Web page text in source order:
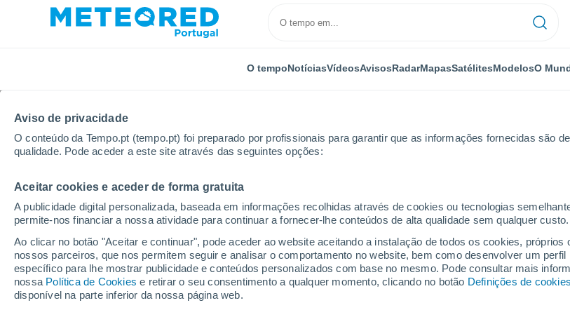
Aviso de privacidade
O conteúdo da Tempo.pt (tempo.pt) foi preparado por profissionais para garantir que as informações fornecidas são
qualidade. Pode aceder a este site através das seguintes opções:
Aceitar cookies e aceder de forma gratuita
A publicidade digital personalizada, baseada em informações recolhidas através de cookies ou tecnologias
permite-nos financiar a nossa atividade para continuar a fornecer-lhe conteúdos de alta qualidade sem qualquer custo.
Ao clicar no botão "Aceitar e continuar", pode aceder ao website aceitando a instalação de todos os cookies, próprios
nossos parceiros, que nos permitem seguir e analisar o comportamento no website, bem como desenvolver um perfil
específico para lhe mostrar publicidade e conteúdos personalizados com base no mesmo. Pode consultar mais
nossa Política de Cookies e retirar o seu consentimento a qualquer momento, clicando no botão Definições de cookies
disponível na parte inferior da nossa página web.
O tempoNotíciasVídeosAvisosRadarMapasSatélitesModelosO
Grécia: Incêndios de grandes dimensões
consomem a ilha de Evia